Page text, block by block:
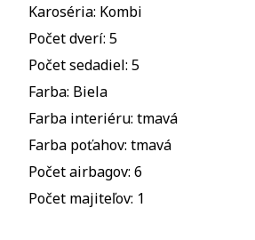
Karoséria: Kombi
Počet dverí: 5
Počet sedadiel: 5
Farba: Biela
Farba interiéru: tmavá
Farba poťahov: tmavá
Počet airbagov: 6
Počet majiteľov: 1